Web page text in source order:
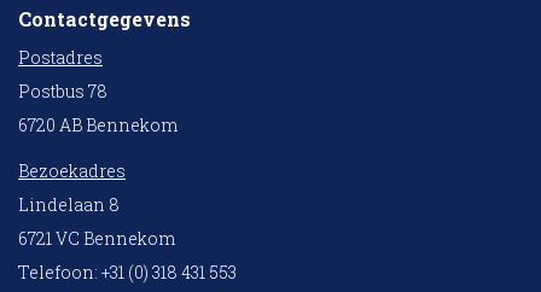
Contactgegevens
Postadres
Postbus 78
6720 AB Bennekom
Bezoekadres
Lindelaan 8
6721 VC Bennekom
Telefoon: +31 (0) 318 431 553